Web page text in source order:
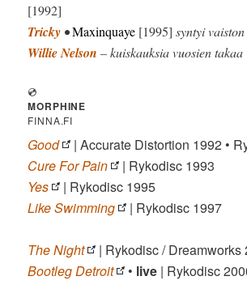
[1992]
Tricky •Maxinquaye [1995] syntyi
Willie Nelson – kuiskauksia vuosien
💿
MORPHINE
FINNA.FI
Good
| Accurate Distortion 1992 •
Cure For Pain
| Rykodisc 1993
Yes
| Rykodisc 1995
Like Swimming
| Rykodisc 1997
The Night
| Rykodisc / Dreamworks
Bootleg Detroit
• live | Rykodisc